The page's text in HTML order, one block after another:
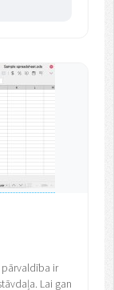
ir
Lai gan